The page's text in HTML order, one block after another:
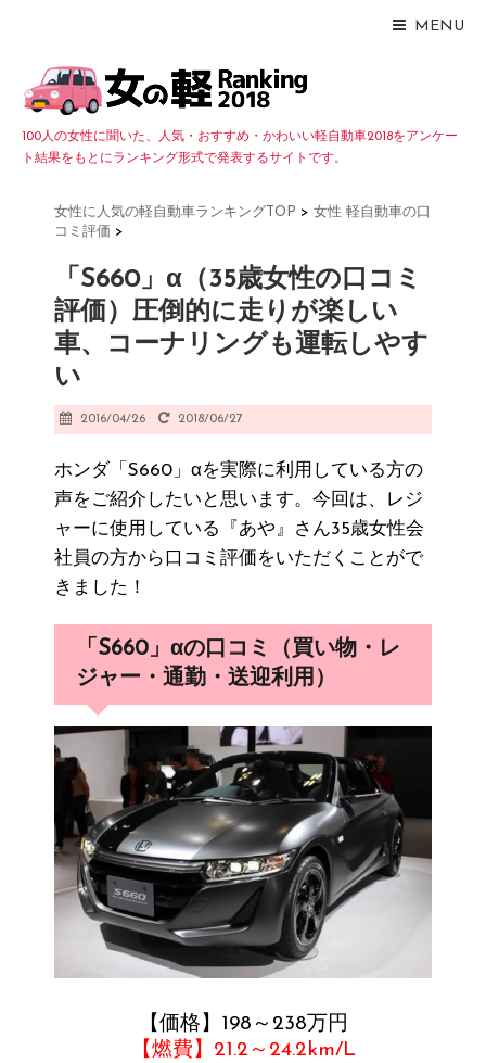
MENU
100人の女性に聞いた、人気・おすすめ・かわいい軽自動車2018をアンケー
ト結果をもとにランキング形式で発表するサイトです。
女性に人気の軽自動車ランキングTOP > 女性 軽自動車の口
コミ評価 >
「S660」α（35歳女性の口コミ
評価）圧倒的に走りが楽しい
車、コーナリングも運転しやす
い
2016/04/26 2018/06/27
ホンダ「S660」αを実際に利用している方の
声をご紹介したいと思います。今回は、レジ
ャーに使用している『あや』さん35歳女性会
社員の方から口コミ評価をいただくことがで
きました！
「S660」αの口コミ（買い物・レ
ジャー・通勤・送迎利用）
【価格】198～238万円
【燃費】21.2～24.2km/L